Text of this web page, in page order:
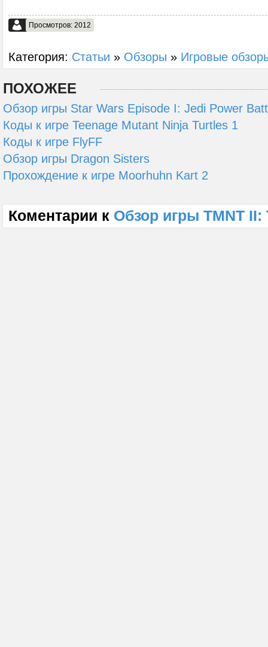
Просмотров: 2012
Категория: Статьи » Обзоры » Игровые
ПОХОЖЕЕ
Обзор игры Star Wars Episode I: Jedi Power
Коды к игре Teenage Mutant Ninja Turtles 1
Коды к игре FlyFF
Обзор игры Dragon Sisters
Прохождение к игре Moorhuhn Kart 2
Коментарии к Обзор игры TMNT II: